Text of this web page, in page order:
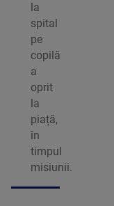
la
spital
pe
copilă
a
oprit
la
piață,
în
timpul
misiunii.